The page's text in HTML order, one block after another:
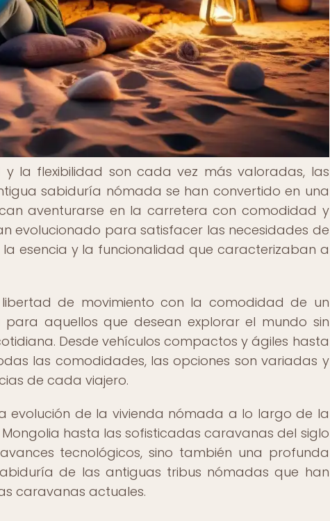
la flexibilidad son cada vez más valoradas, las
sabiduría nómada se han convertido en una
aventurarse en la carretera con comodidad y
evolucionado para satisfacer las necesidades de
esencia y la funcionalidad que caracterizaban a
de movimiento con la comodidad de un
aquellos que desean explorar el mundo sin
Desde vehículos compactos y ágiles hasta
las comodidades, las opciones son variadas y
de cada viajero.
evolución de la vivienda nómada a lo largo de la
hasta las sofisticadas caravanas del siglo
tecnológicos, sino también una profunda
de las antiguas tribus nómadas que han
caravanas actuales.